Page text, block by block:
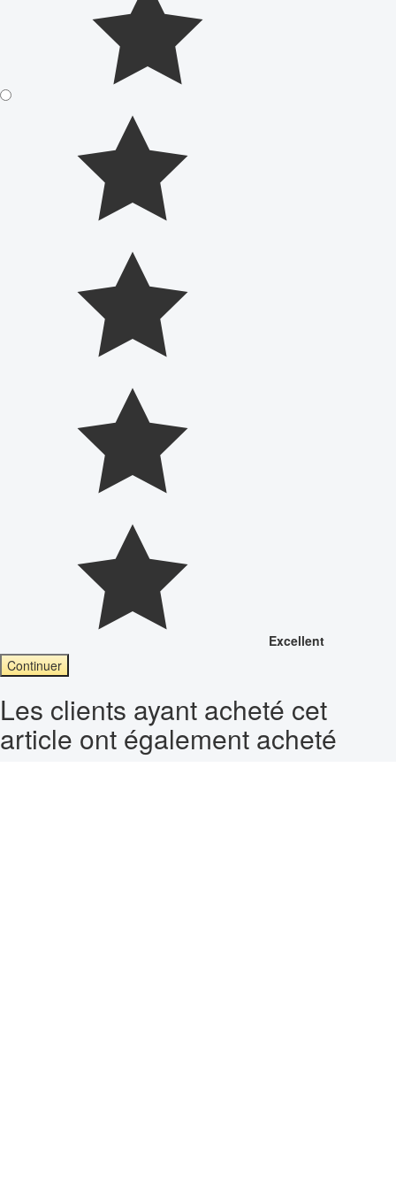
Excellent
Continuer
Les clients ayant acheté cet
article ont également acheté